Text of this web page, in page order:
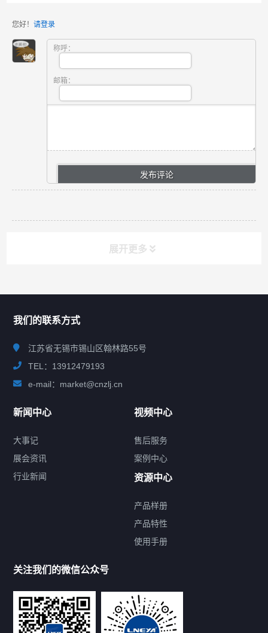
您好！ 请登录
称呼：
邮箱：
展开更多
提交您的需求，免费获取产品资料
--亦可拨打我们的24小时服务咨询热线--
13912479193
我们的联系方式
江苏省无锡市锡山区翰林路55号
TEL：13912479193
e-mail：market@cnzlj.cn
新闻中心
大事记
展会资讯
行业新闻
视频中心
售后服务
案例中心
资源中心
产品样册
产品特性
使用手册
关注我们的微信公众号